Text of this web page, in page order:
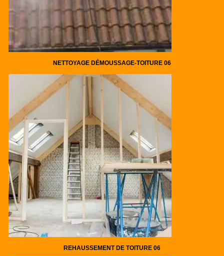
NETTOYAGE DÉMOUSSAGE-TOITURE 06
REHAUSSEMENT DE TOITURE 06